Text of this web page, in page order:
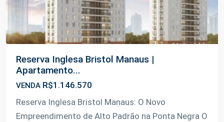
Reserva Inglesa Bristol Manaus |
Apartamento...
VENDA R$1.146.570
Reserva Inglesa Bristol Manaus: O Novo
Empreendimento de Alto Padrão na Ponta Negra O